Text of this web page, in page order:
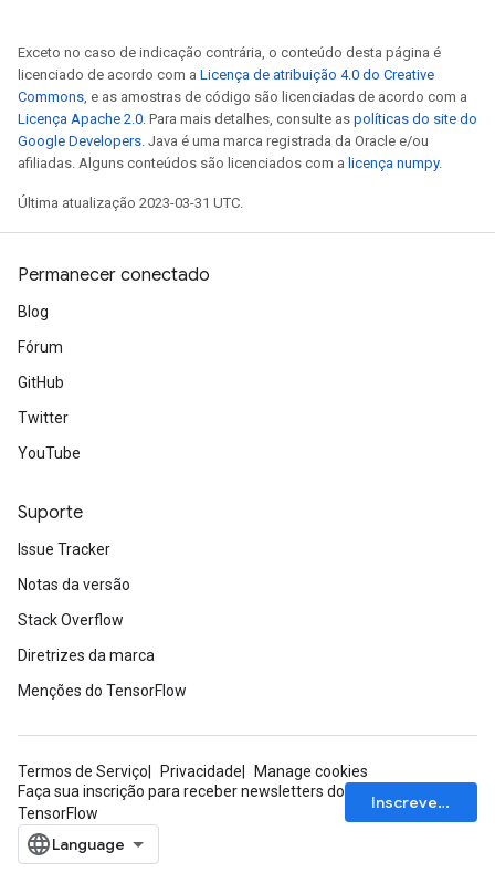
Exceto no caso de indicação contrária, o conteúdo desta página é
licenciado de acordo com a Licença de atribuição 4.0 do Creative
Commons, e as amostras de código são licenciadas de acordo com a
Licença Apache 2.0. Para mais detalhes, consulte as políticas do site do
Google Developers. Java é uma marca registrada da Oracle e/ou
afiliadas. Alguns conteúdos são licenciados com a licença numpy.
Última atualização 2023-03-31 UTC.
Permanecer conectado
Blog
Fórum
GitHub
Twitter
YouTube
Suporte
Issue Tracker
Notas da versão
Stack Overflow
Diretrizes da marca
Menções do TensorFlow
Termos de Serviço Privacidade
Manage cookies
Faça sua inscrição para receber newsletters do
TensorFlow
Inscrever-se